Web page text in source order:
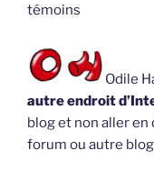
témoins
Odile
autre endroit
blog et non aller
forum ou autre